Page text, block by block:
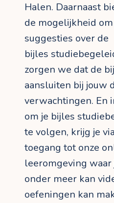
Halen. Daarnaast
de mogelijkheid
suggesties over de
bijles
zorgen we dat de
aansluiten bij jouw
verwachtingen. En
om je bijles
te volgen, krijg je
toegang tot onze
leeromgeving
onder meer kan
oefeningen kan